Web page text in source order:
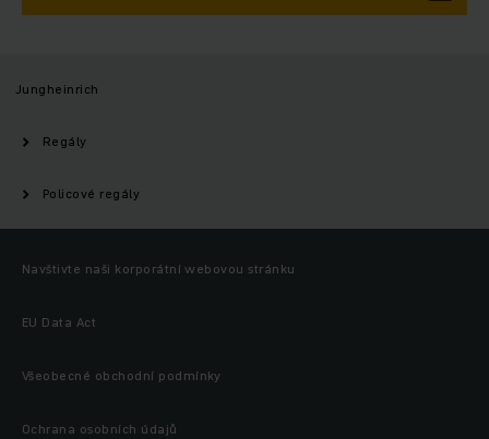
Jungheinrich
Regály
Policové regály
Navštivte naši korporátní webovou stránku
EU Data Act
Všeobecné obchodní podmínky
Ochrana osobních údajů